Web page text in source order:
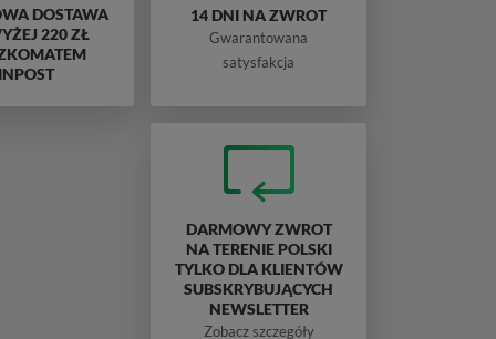
DOSTAWA
220 ZŁ
INPOST
14 DNI NA ZWROT
Gwarantowana
satysfakcja
DARMOWY ZWROT
NA TERENIE POLSKI
TYLKO DLA KLIENTÓW
SUBSKRYBUJĄCYCH
NEWSLETTER
Zobacz szczegóły